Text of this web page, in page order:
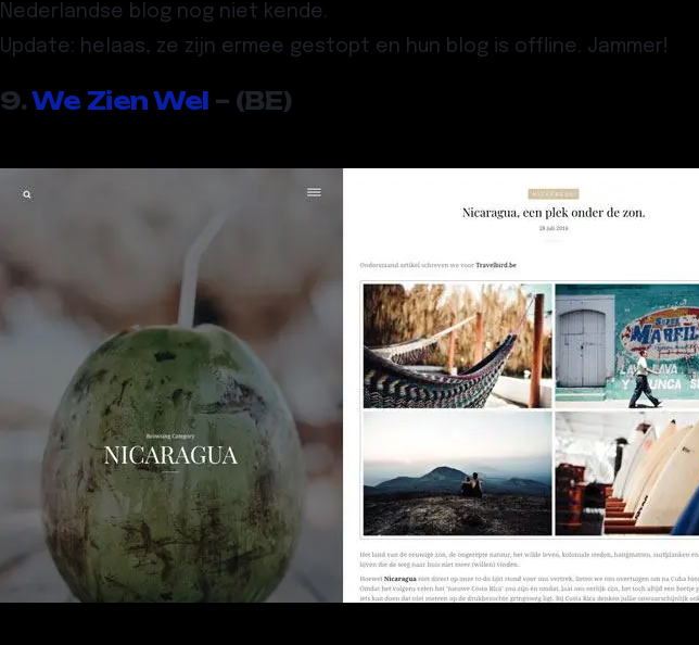
Nederlandse blog nog niet kende.
Update: helaas, ze zijn ermee gestopt en hun blog is offline. Jammer!
9.We Zien Wel – (BE)